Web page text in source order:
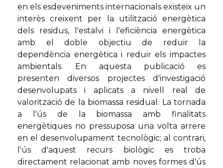
en els esdeveniments internacionals existeix un
interès creixent per la utilització energètica
dels residus, l'estalvi i l'eficiència energètica
amb el doble objectiu de reduir la
dependència energètica i reduir els impactes
ambientals. En aquesta publicació es
presenten diversos projectes d'investigació
desenvolupats i aplicats a nivell real de
valorització de la biomassa residual. La tornada
a l'ús de la biomassa amb finalitats
energètiques no pressuposa una volta arrere
en el desenvolupament tecnològic; al contrari,
l'ús d'aquest recurs biològic es troba
directament relacionat amb noves formes d'ús